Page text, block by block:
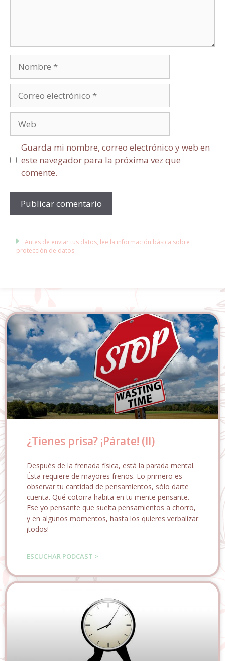
Guarda mi nombre, correo electrónico y web en
este navegador para la próxima vez que
comente.
Antes de enviar tus datos, lee la información básica sobre
protección de datos
¿Tienes prisa? ¡Párate! (II)
Después de la frenada física, está la parada mental.
Ésta requiere de mayores frenos. Lo primero es
observar tu cantidad de pensamientos, sólo darte
cuenta. Qué cotorra habita en tu mente pensante.
Ese yo pensante que suelta pensamientos a chorro,
y en algunos momentos, hasta los quieres verbalizar
¡todos!
ESCUCHAR PODCAST >